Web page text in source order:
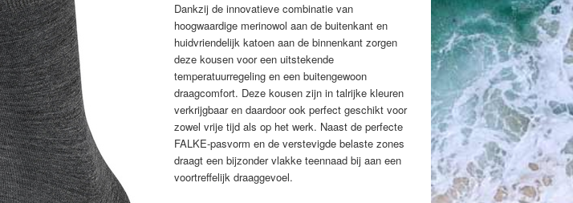
Dankzij de innovatieve combinatie van
hoogwaardige merinowol aan de buitenkant en
huidvriendelijk katoen aan de binnenkant zorgen
deze kousen voor een uitstekende
temperatuurregeling en een buitengewoon
draagcomfort. Deze kousen zijn in talrijke kleuren
verkrijgbaar en daardoor ook perfect geschikt voor
zowel vrije tijd als op het werk. Naast de perfecte
FALKE-pasvorm en de verstevigde belaste zones
draagt een bijzonder vlakke teennaad bij aan een
voortreffelijk draaggevoel.